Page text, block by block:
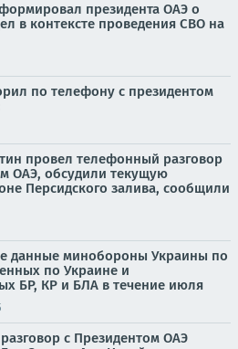
президента ОАЭ о
в контексте проведения СВО на
по телефону с президентом
провел телефонный разговор
ОАЭ, обсудили текущую
Персидского залива, сообщили
данные минобороны Украины по
по Украине и
БР, КР и БЛА в течение июля
с Президентом ОАЭ